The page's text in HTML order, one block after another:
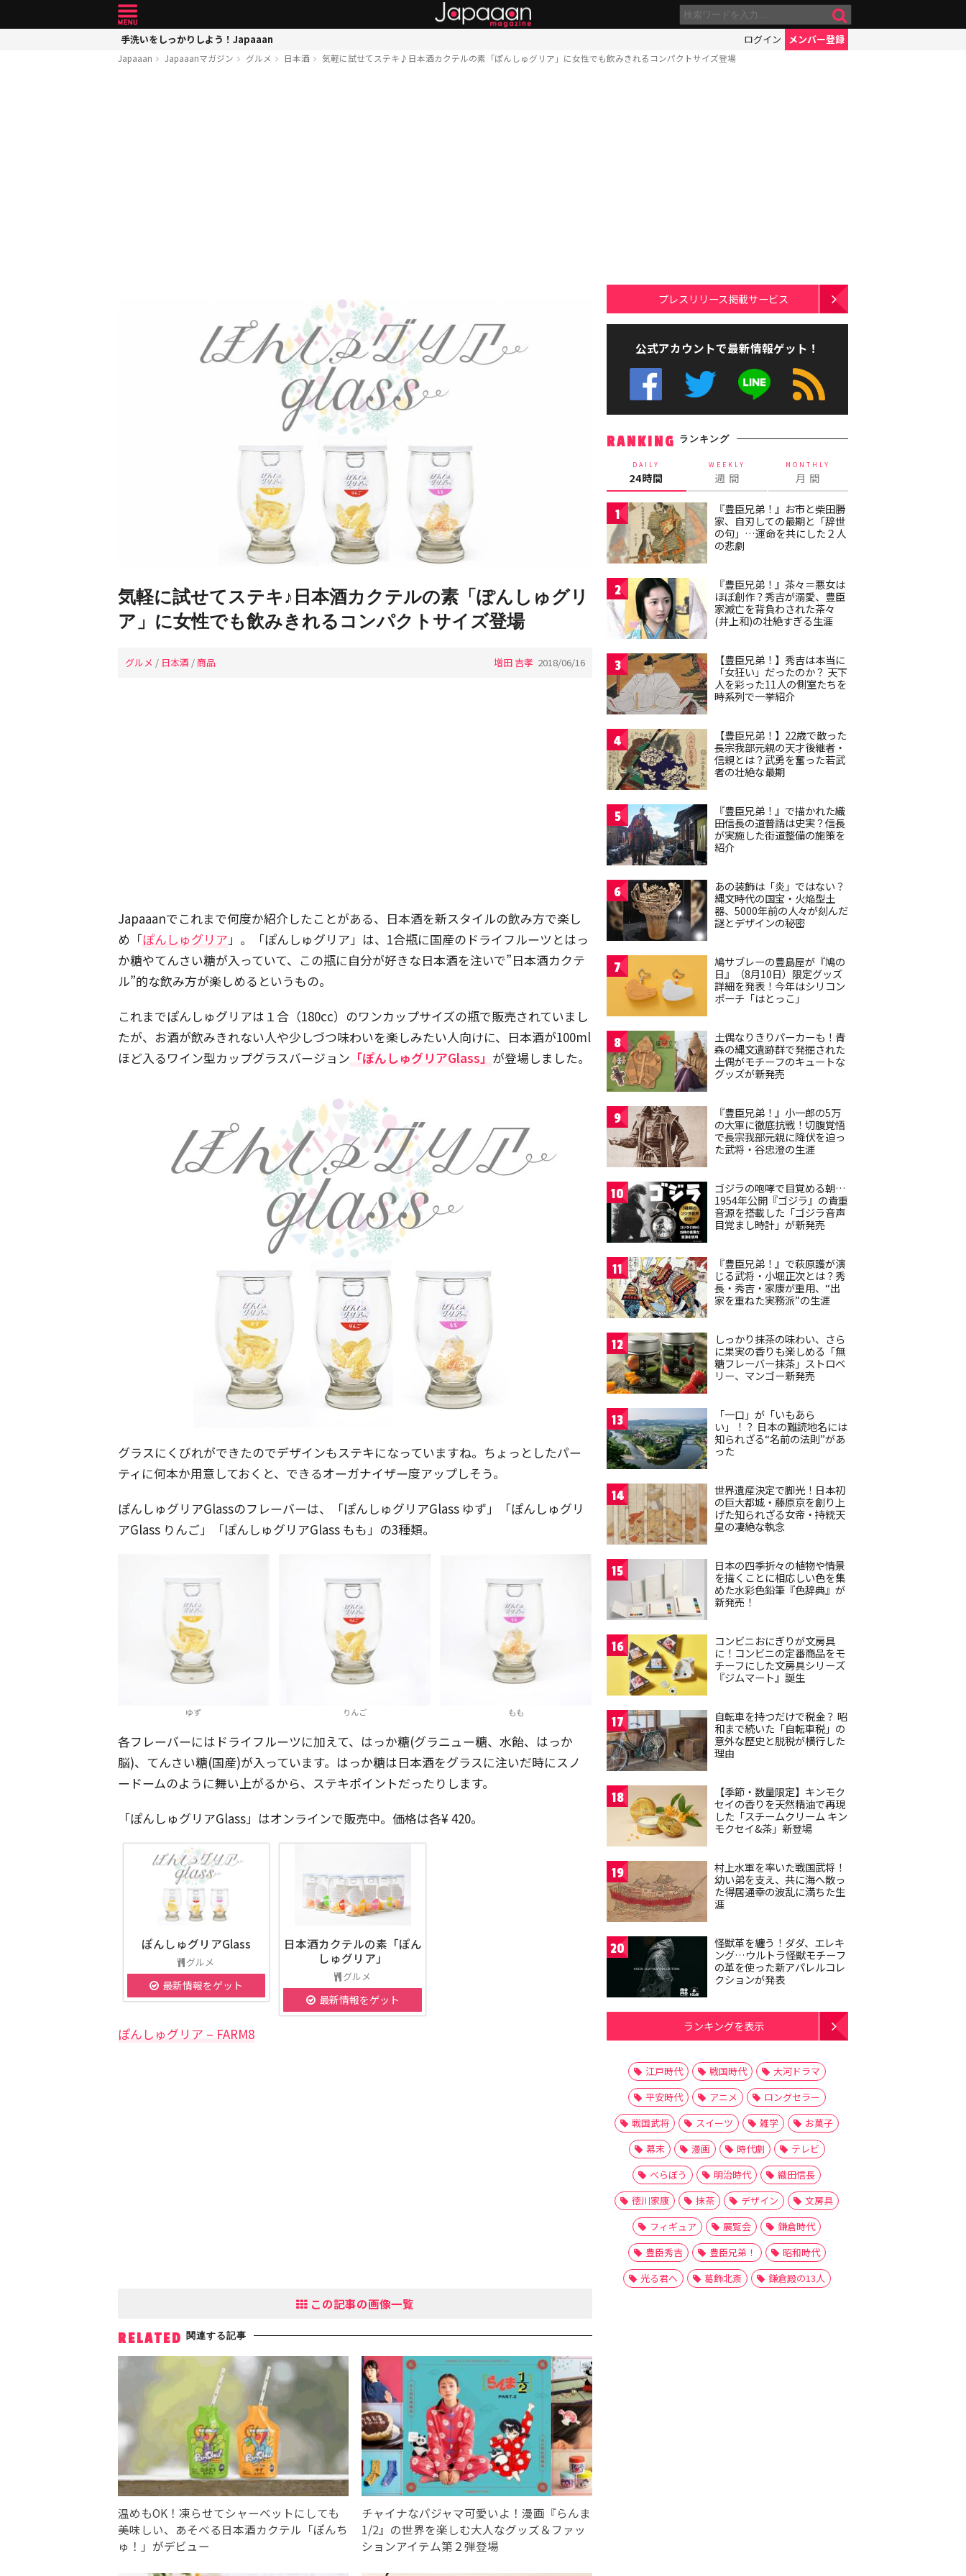
手洗いをしっかりしよう！Japaaan ログイン メンバー登録
Japaaan Japaaanマガジン グルメ 日本酒 気軽に試せてステキ♪日本酒カクテルの素「ぽんしゅグリア」に女性でも飲みきれるコンパクトサイズ登場
気軽に試せてステキ♪日本酒カクテルの素「ぽんしゅグリ
ア」に女性でも飲みきれるコンパクトサイズ登場
グルメ / 日本酒 / 商品 増田 吉孝 2018/06/16
Japaaanでこれまで何度か紹介したことがある、日本酒を新スタイルの飲み方で楽し
め「ぽんしゅグリア」。「ぽんしゅグリア」は、1合瓶に国産のドライフルーツとはっ
か糖やてんさい糖が入っていて、この瓶に自分が好きな日本酒を注いで”日本酒カクテ
ル”的な飲み方が楽しめるというもの。
これまでぽんしゅグリアは１合（180cc）のワンカップサイズの瓶で販売されていまし
たが、お酒が飲みきれない人や少しづつ味わいを楽しみたい人向けに、日本酒が100ml
ほど入るワイン型カップグラスバージョン 「ぽんしゅグリアGlass」 が登場しました。
グラスにくびれができたのでデザインもステキになっていますね。ちょっとしたパー
ティに何本か用意しておくと、できるオーガナイザー度アップしそう。
ぽんしゅグリアGlassのフレーバーは、「ぽんしゅグリアGlass ゆず」「ぽんしゅグリ
アGlass りんご」「ぽんしゅグリアGlass もも」の3種類。
ゆず りんご もも
各フレーバーにはドライフルーツに加えて、はっか糖(グラニュー糖、水飴、はっか
脳)、てんさい糖(国産)が入っています。はっか糖は日本酒をグラスに注いだ時にスノ
ードームのように舞い上がるから、ステキポイントだったりします。
「ぽんしゅグリアGlass」はオンラインで販売中。価格は各¥ 420。
ぽんしゅグリアGlass
グルメ
最新情報をゲット
日本酒カクテルの素「ぽん
しゅグリア」
グルメ
最新情報をゲット
ぽんしゅグリア – FARM8
この記事の画像一覧
RELATED 関連する記事
温めもOK！凍らせてシャーベットにしても
美味しい、あそべる日本酒カクテル「ぽんち
ゅ！」がデビュー
チャイナなパジャマ可愛いよ！漫画『らんま
1/2』の世界を楽しむ大人なグッズ＆ファッ
ションアイテム第２弾登場
プレスリリース掲載サービス
公式アカウントで最新情報ゲット！
RANKING ランキング
DAILY
24時間
WEEKLY
週 間
MONTHLY
月 間
1
『豊臣兄弟！』お市と柴田勝
家、自刃しての最期と「辞世
の句」…運命を共にした２人
の悲劇
2
『豊臣兄弟！』茶々＝悪女は
ほぼ創作？秀吉が溺愛、豊臣
家滅亡を背負わされた茶々
(井上和)の壮絶すぎる生涯
3
【豊臣兄弟！】秀吉は本当に
「女狂い」だったのか？ 天下
人を彩った11人の側室たちを
時系列で一挙紹介
4
【豊臣兄弟！】22歳で散った
長宗我部元親の天才後継者・
信親とは？武勇を奮った若武
者の壮絶な最期
5
『豊臣兄弟！』で描かれた織
田信長の道普請は史実？信長
が実施した街道整備の施策を
紹介
6
あの装飾は「炎」ではない？
縄文時代の国宝・火焔型土
器、5000年前の人々が刻んだ
謎とデザインの秘密
7
鳩サブレーの豊島屋が『鳩の
日』（8月10日）限定グッズ
詳細を発表！今年はシリコン
ポーチ「はとっこ」
8
土偶なりきりパーカーも！青
森の縄文遺跡群で発掘された
土偶がモチーフのキュートな
グッズが新発売
9
『豊臣兄弟！』小一郎の5万
の大軍に徹底抗戦！切腹覚悟
で長宗我部元親に降伏を迫っ
た武将・谷忠澄の生涯
10
ゴジラの咆哮で目覚める朝…
1954年公開『ゴジラ』の貴重
音源を搭載した「ゴジラ音声
目覚まし時計」が新発売
11
『豊臣兄弟！』で萩原護が演
じる武将・小堀正次とは？秀
長・秀吉・家康が重用、“出
家を重ねた実務派”の生涯
12
しっかり抹茶の味わい、さら
に果実の香りも楽しめる「無
糖フレーバー抹茶」ストロベ
リー、マンゴー新発売
13
「一口」が「いもあら
い」！？ 日本の難読地名には
知られざる“名前の法則”があ
った
14
世界遺産決定で脚光！日本初
の巨大都城・藤原京を創り上
げた知られざる女帝・持統天
皇の凄絶な執念
15
日本の四季折々の植物や情景
を描くことに相応しい色を集
めた水彩色鉛筆『色辞典』が
新発売！
16
コンビニおにぎりが文房具
に！コンビニの定番商品をモ
チーフにした文房具シリーズ
『ジムマート』誕生
17
自転車を持つだけで税金？ 昭
和まで続いた「自転車税」の
意外な歴史と脱税が横行した
理由
18
【季節・数量限定】キンモク
セイの香りを天然精油で再現
した「スチームクリーム キン
モクセイ&茶」新登場
19
村上水軍を率いた戦国武将！
幼い弟を支え、共に海へ散っ
た得居通幸の波乱に満ちた生
涯
20
怪獣革を纏う！ダダ、エレキ
ング…ウルトラ怪獣モチーフ
の革を使った新アパレルコレ
クションが発表
ランキングを表示
江戸時代 戦国時代
大河ドラマ
平安時代
アニメ
ロングセラー
戦国武将
スイーツ 雑学
お菓子
幕末
漫画 時代劇
テレビ
べらぼう
明治時代
織田信長
徳川家康
抹茶 デザイン
文房具
フィギュア
展覧会
鎌倉時代
豊臣秀吉
豊臣兄弟！
昭和時代
光る君へ
葛飾北斎 鎌倉殿の13人